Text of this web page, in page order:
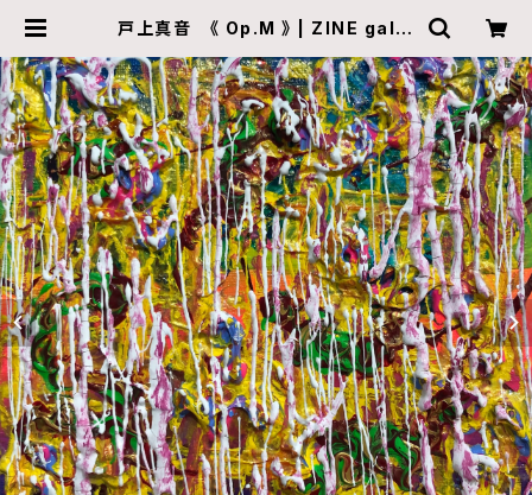
戸上真音 《 Op.M 》 | ZINE galle